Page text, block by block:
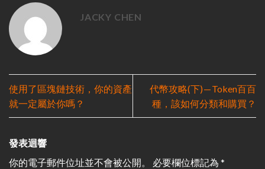
JACKY CHEN
使用了區塊鏈技術，你的資產
就一定屬於你嗎？
代幣攻略(下) — Token百百
種，該如何分類和購買？
發表迴響
你的電子郵件位址並不會被公開。
必要欄位標記為 *